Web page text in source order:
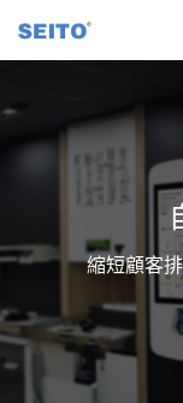
縮短顧客